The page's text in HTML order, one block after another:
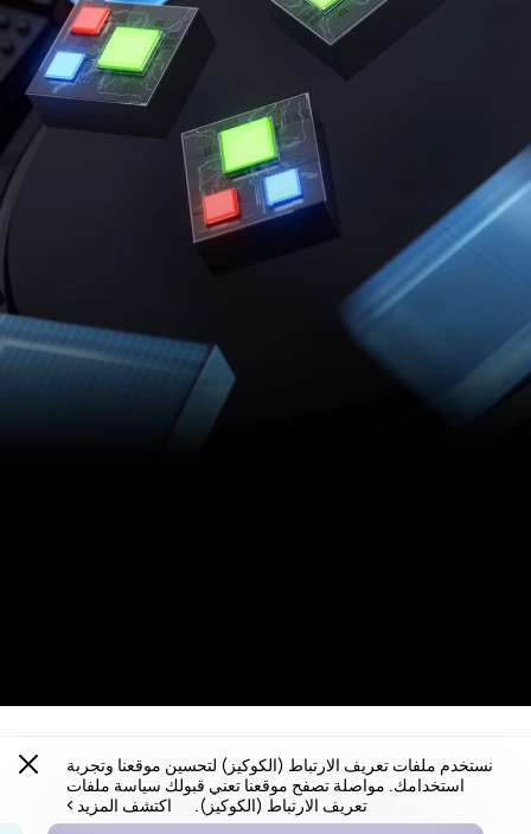
نستخدم ملفات تعريف الارتباط (الكوكيز) لتحسين موقعنا وتجربة
استخدامك. مواصلة تصفح موقعنا تعني قبولك سياسة ملفات
تعريف الارتباط (الكوكيز).
اكتشف المزيد